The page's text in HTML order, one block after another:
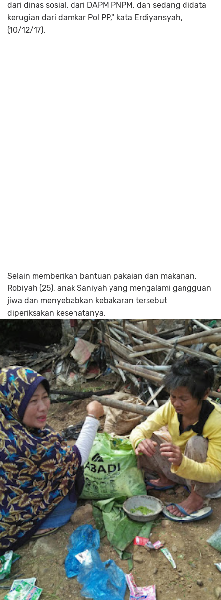
dari dinas sosial, dari DAPM PNPM, dan sedang didata
kerugian dari damkar Pol PP," kata Erdiyansyah,
(10/12/17).
Selain memberikan bantuan pakaian dan makanan,
Robiyah (25), anak Saniyah yang mengalami gangguan
jiwa dan menyebabkan kebakaran tersebut
diperiksakan kesehatanya.